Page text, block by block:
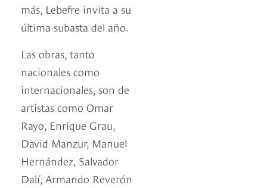
más, Lebefre invita a su
última subasta del año.
Las obras, tanto
nacionales como
internacionales, son de
artistas como Omar
Rayo, Enrique Grau,
David Manzur, Manuel
Hernández, Salvador
Dalí, Armando Reverón